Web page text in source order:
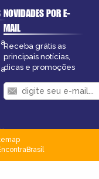
NOVIDADES POR E-
MAIL
Receba grátis as
principais notícias,
dicas e promoções